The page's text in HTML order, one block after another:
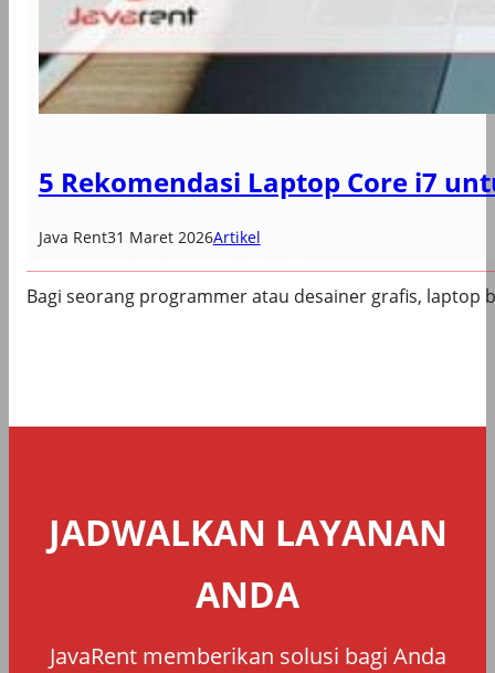
5 Rekomendasi Laptop Core i7
Java Rent31 Maret 2026Artikel
Bagi seorang programmer atau desainer grafis, laptop
JADWALKAN LAYANAN
ANDA
JavaRent memberikan solusi bagi Anda